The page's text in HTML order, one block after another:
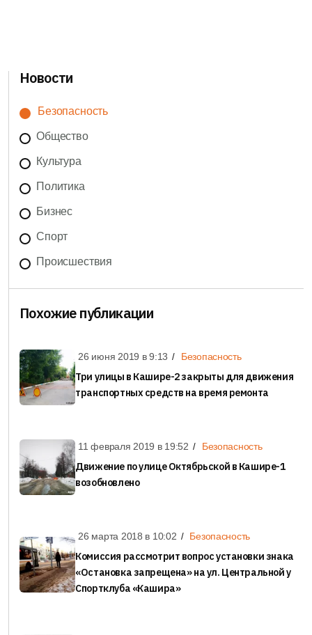
Новости
Безопасность
Общество
Культура
Политика
Бизнес
Спорт
Происшествия
Похожие публикации
26 июня 2019 в9:13 Безопасность
Три улицы в Кашире-2 закрыты для движения
транспортных средств на время ремонта
11 февраля 2019 в 19:52 Безопасность
Движение по улице Октябрьской в Кашире-1
возобновлено
26 марта 2018 в 10:02 Безопасность
Комиссия рассмотрит вопрос установки знака
«Остановка запрещена» на ул. Центральной у
Спортклуба «Кашира»